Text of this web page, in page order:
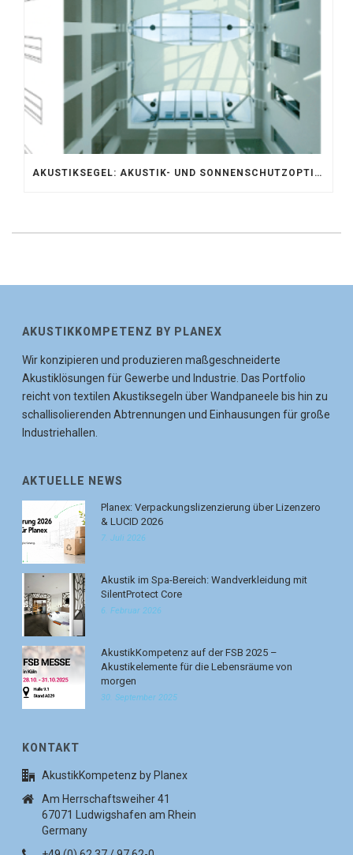
AKUSTIKSEGEL: AKUSTIK- UND SONNENSCHUTZOPTIMIERUNG IM ATRIUM DER UNIVERSITÄT BONN
AKUSTIKKOMPETENZ BY PLANEX
Wir konzipieren und produzieren maßgeschneiderte
Akustiklösungen für Gewerbe und Industrie. Das Portfolio
reicht von textilen Akustiksegeln über Wandpaneele bis hin zu
schallisolierenden Abtrennungen und Einhausungen für große
Industriehallen.
AKTUELLE NEWS
Planex: Verpackungslizenzierung über Lizenzero
& LUCID 2026
7. Juli 2026
Akustik im Spa-Bereich: Wandverkleidung mit
SilentProtect Core
6. Februar 2026
AkustikKompetenz auf der FSB 2025 –
Akustikelemente für die Lebensräume von
morgen
30. September 2025
KONTAKT
AkustikKompetenz by Planex
Am Herrschaftsweiher 41
67071 Ludwigshafen am Rhein
Germany